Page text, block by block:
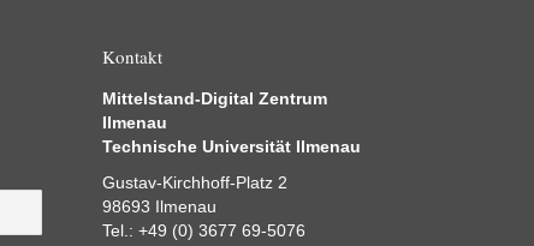
Kontakt
Mittelstand-Digital Zentrum
Ilmenau
Technische Universität Ilmenau
Gustav-Kirchhoff-Platz 2
98693 Ilmenau
Tel.: +49 (0) 3677 69-5076